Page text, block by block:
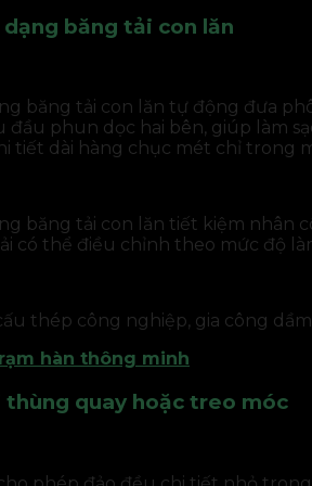
băng tải con lăn
băng tải con lăn tự động đưa
đầu phun dọc hai bên, giúp làm
tiết dài hàng chục mét chỉ trong
băng tải con lăn tiết kiệm nhân
có thể điều chỉnh theo mức độ
thép công nghiệp, gia công
hàn thông minh
thùng quay hoặc treo móc